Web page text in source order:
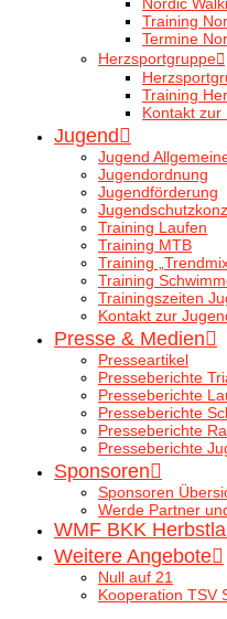
Training
Termine
Herzsportgruppe
Training
Kontakt zur
Jugend
Jugend
Jugendordnung
Jugendförderung
Training Laufen
Training MTB
Training
Training
Trainingszeiten
Kontakt zur
Presse & Medien
Presseartikel
Presseberichte
Presseberichte
Presseberichte
Presseberichte
Presseberichte
Sponsoren
Sponsoren
Werde Partner
WMF BKK
Weitere Angebote
Null auf 21
Kooperation TSV